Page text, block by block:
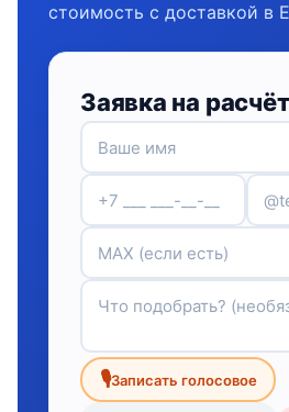
стоимость с доставкой в
Заявка на расчёт
🎙Записать голосовое